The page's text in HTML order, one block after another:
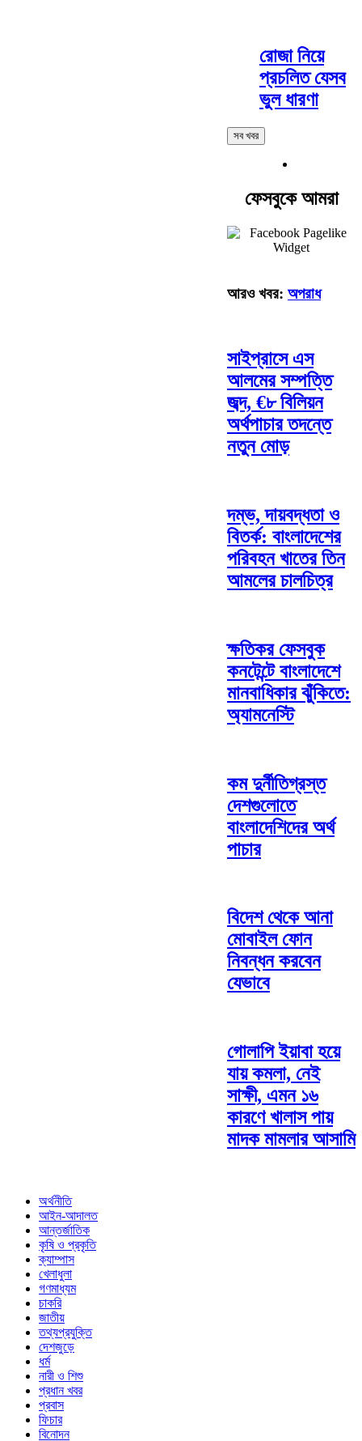
রোজা নিয়ে
প্রচলিত যেসব
ভুল ধারণা
সব খবর
ফেসবুকে আমরা
আরও খবর: অপরাধ
সাইপ্রাসে এস
আলমের সম্পত্তি
জব্দ, €৮ বিলিয়ন
অর্থপাচার তদন্তে
নতুন মোড়
দম্ভ, দায়বদ্ধতা ও
বিতর্ক: বাংলাদেশের
পরিবহন খাতের তিন
আমলের চালচিত্র
ক্ষতিকর ফেসবুক
কনটেন্টে বাংলাদেশে
মানবাধিকার ঝুঁকিতে:
অ্যামনেস্টি
কম দুর্নীতিগ্রস্ত
দেশগুলোতে
বাংলাদেশিদের অর্থ
পাচার
বিদেশ থেকে আনা
মোবাইল ফোন
নিবন্ধন করবেন
যেভাবে
গোলাপি ইয়াবা হয়ে
যায় কমলা, নেই
সাক্ষী, এমন ১৬
কারণে খালাস পায়
মাদক মামলার আসামি
অর্থনীতি
আইন-আদালত
আন্তর্জাতিক
কৃষি ও প্রকৃতি
ক্যাম্পাস
খেলাধুলা
গণমাধ্যম
চাকরি
জাতীয়
তথ্যপ্রযুক্তি
দেশজুড়ে
ধর্ম
নারী ও শিশু
প্রধান খবর
প্রবাস
ফিচার
বিনোদন